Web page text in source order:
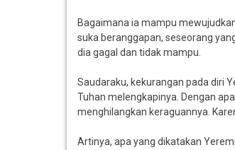
Bagaimana ia mampu
suka beranggapan, seseorang
dia gagal dan tidak mampu.
Saudaraku, kekurangan pada diri
Tuhan melengkapinya. Dengan
menghilangkan keraguannya.
Artinya, apa yang dikatakan